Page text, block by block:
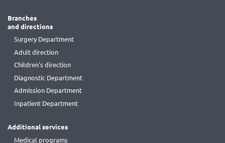
Branches
and directions
Surgery Department
Adult direction
Children's direction
Diagnostic Department
Admission Department
Inpatient Department
Additional services
Medical programs